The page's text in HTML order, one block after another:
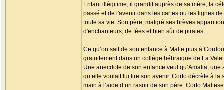
Enfant illégitime, il grandit auprès de sa mère, la
passé et de l'avenir dans les cartes ou les lignes
toute sa vie. Son père, malgré ses brèves
d'enchanteurs, de fées et bien sûr de pirates.
Ce qu’on sait de son enfance à Malte puis à
gratuitement dans un collège hébraïque de La
Une anecdote de son enfance veut qu’Amalia,
qu’elle voulait lui lire son avenir. Corto décrète à
main à l’aide d’un rasoir de son père. Corto